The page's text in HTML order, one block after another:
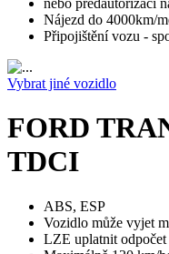
Nájezd do 4000km/
Připojištění vozu -
Vybrat jiné vozidlo
FORD
TDCI
ABS, ESP
Vozidlo může vyjet
LZE uplatnit